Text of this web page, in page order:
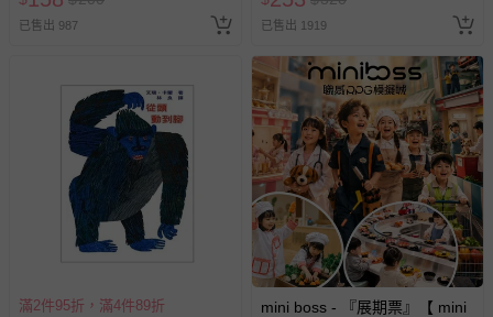
已售出 987 已售出 1919
滿2件95折，滿4件89折
mini boss - 『展期票』【 mini